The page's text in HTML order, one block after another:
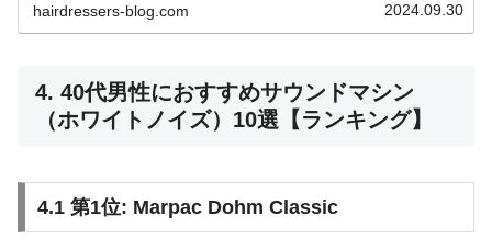
hairdressers-blog.com 2024.09.30
4. 40代男性におすすめサウンドマシン
（ホワイトノイズ）10選【ランキング】
4.1 第1位: Marpac Dohm Classic